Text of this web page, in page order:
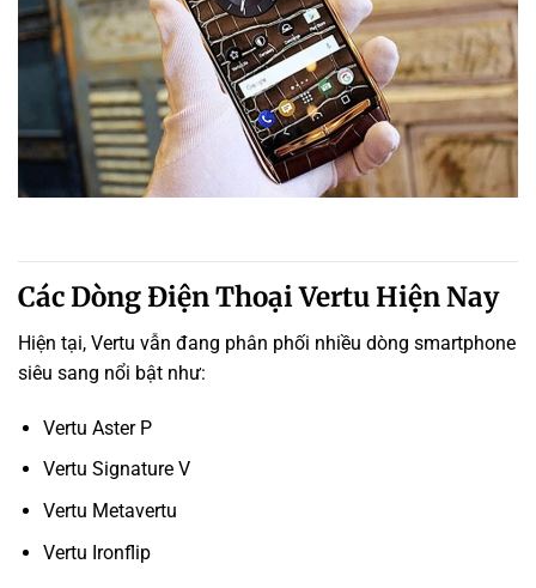
Các Dòng Điện Thoại Vertu Hiện Nay
Hiện tại, Vertu vẫn đang phân phối nhiều dòng smartphone
siêu sang nổi bật như:
Vertu Aster P
Vertu Signature V
Vertu Metavertu
Vertu Ironflip